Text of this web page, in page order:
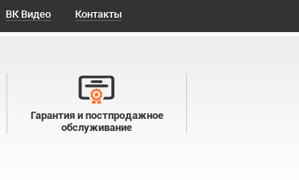
ВК Видео Контакты
Гарантия и постпродажное
обслуживание